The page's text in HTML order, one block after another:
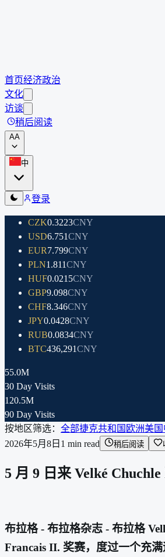
首页经济政治
文化
访谈
稍后阅读
AA
中
登录
CZK0.3223CNY
USD6.751CNY
EUR7.799CNY
PLN1.811CNY
HUF0.0215CNY
GBP9.098CNY
CHF8.346CNY
JPY0.0428CNY
RUB0.0834CNY
BTC436,291CNY
55.0M
30 Day Visits
120.5M
90 Day Visits
按地区筛选： 全部捷克共和国 欧洲美国
2026年5月8日 1 min read 稍后阅读
5 月 9 日来 Velké
布拉格 - 布拉格杂志 - 布拉格
Francais II. 奖赛，度过一个充